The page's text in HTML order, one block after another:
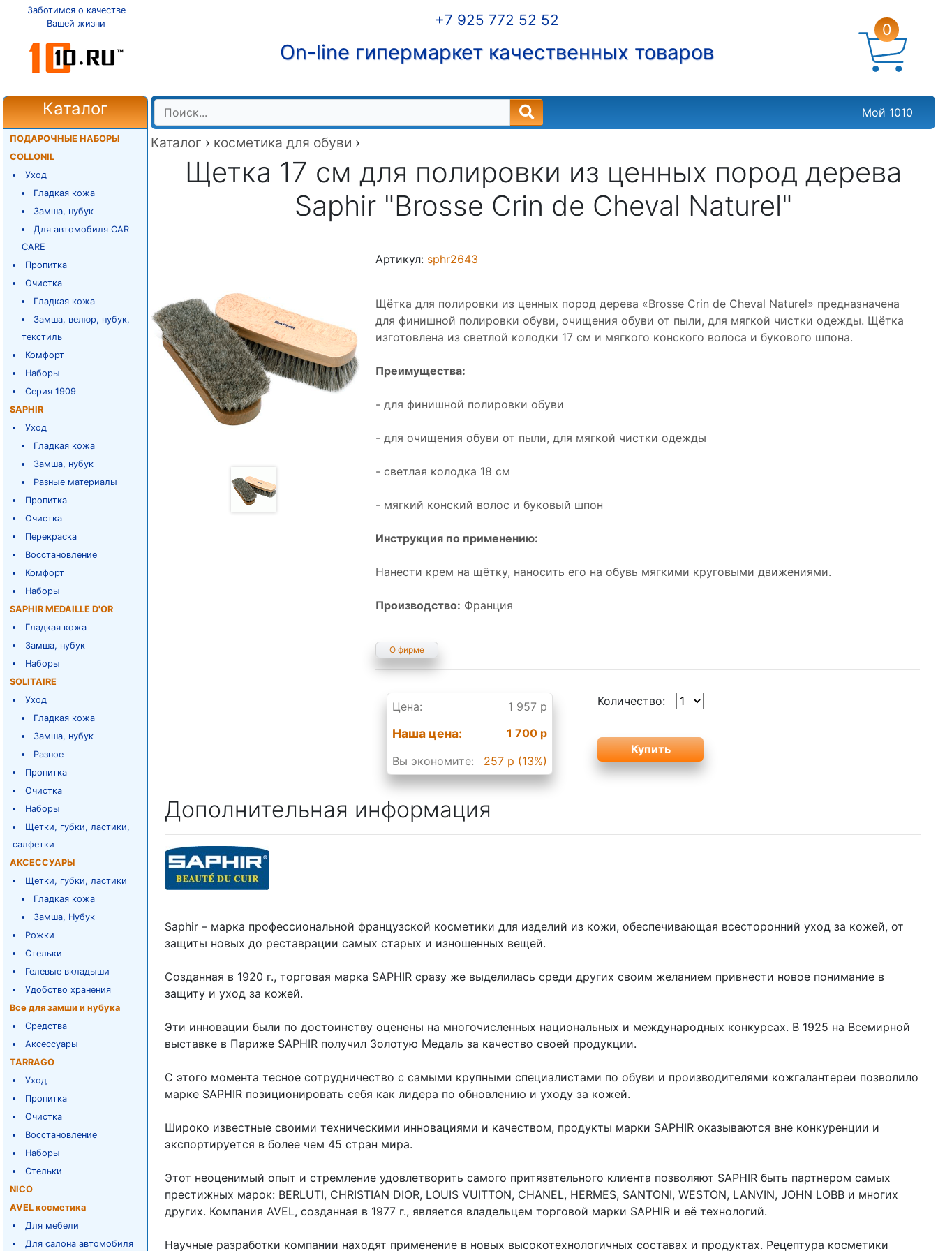
Заботимся о качестве
Вашей жизни
+7 925 772 52 52
On-line гипермаркет качественных товаров
0
Каталог
ПОДАРОЧНЫЕ НАБОРЫ
COLLONIL
Уход
Гладкая кожа
Замша, нубук
Для автомобиля CAR
CARE
Пропитка
Очистка
Гладкая кожа
Замша, велюр, нубук,
текстиль
Комфорт
Наборы
Серия 1909
SAPHIR
Уход
Гладкая кожа
Замша, нубук
Разные материалы
Пропитка
Очистка
Перекраска
Восстановление
Комфорт
Наборы
SAPHIR MEDAILLE D'OR
Гладкая кожа
Замша, нубук
Наборы
SOLITAIRE
Уход
Гладкая кожа
Замша, нубук
Разное
Пропитка
Очистка
Наборы
Щетки, губки, ластики,
салфетки
АКСЕССУАРЫ
Щетки, губки, ластики
Гладкая кожа
Замша, Нубук
Рожки
Стельки
Гелевые вкладыши
Удобство хранения
Все для замши и нубука
Средства
Аксессуары
TARRAGO
Уход
Пропитка
Очистка
Восстановление
Наборы
Стельки
NICO
AVEL косметика
Для мебели
Для салона автомобиля
Мой 1010
Каталог › косметика для обуви ›
Щетка 17 см для полировки из ценных пород дерева
Saphir "Brosse Crin de Cheval Naturel"
Артикул: sphr2643
Щётка для полировки из ценных пород дерева «Brosse Crin de Cheval Naturel» предназначена
для финишной полировки обуви, очищения обуви от пыли, для мягкой чистки одежды. Щётка
изготовлена из светлой колодки 17 см и мягкого конского волоса и букового шпона.
Преимущества:
- для финишной полировки обуви
- для очищения обуви от пыли, для мягкой чистки одежды
- светлая колодка 18 см
- мягкий конский волос и буковый шпон
Инструкция по применению:
Нанести крем на щётку, наносить его на обувь мягкими круговыми движениями.
Производство: Франция
О фирме
Цена: 1 957 р
Наша цена:
1 700 р
Вы экономите:
257 р (13%)
Количество:
Дополнительная информация
Saphir – марка профессиональной французской косметики для изделий из кожи, обеспечивающая всесторонний уход за кожей, от
защиты новых до реставрации самых старых и изношенных вещей.
Созданная в 1920 г., торговая марка SAPHIR сразу же выделилась среди других своим желанием привнести новое понимание в
защиту и уход за кожей.
Эти инновации были по достоинству оценены на многочисленных национальных и международных конкурсах. В 1925 на Всемирной
выставке в Париже SAPHIR получил Золотую Медаль за качество своей продукции.
С этого момента тесное сотрудничество с самыми крупными специалистами по обуви и производителями кожгалантереи позволило
марке SAPHIR позиционировать себя как лидера по обновлению и уходу за кожей.
Широко известные своими техническими инновациями и качеством, продукты марки SAPHIR оказываются вне конкуренции и
экспортируется в более чем 45 стран мира.
Этот неоценимый опыт и стремление удовлетворить самого притязательного клиента позволяют SAPHIR быть партнером самых
престижных марок: BERLUTI, CHRISTIAN DIOR, LOUIS VUITTON, CHANEL, HERMES, SANTONI, WESTON, LANVIN, JOHN LOBB и многих
других. Компания AVEL, созданная в 1977 г., является владельцем торговой марки SAPHIR и её технологий.
Научные разработки компании находят применение в новых высокотехнологичных составах и продуктах. Рецептура косметики